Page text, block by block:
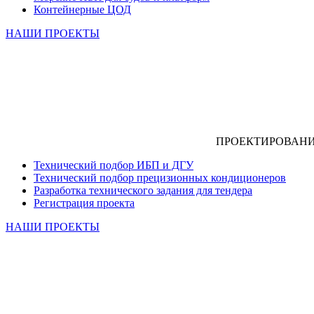
Контейнерные ЦОД
НАШИ ПРОЕКТЫ
Технический подбор ИБП и ДГУ
Технический подбор прецизионных кондиционеров
Разработка технического задания для тендера
Регистрация проекта
НАШИ ПРОЕКТЫ